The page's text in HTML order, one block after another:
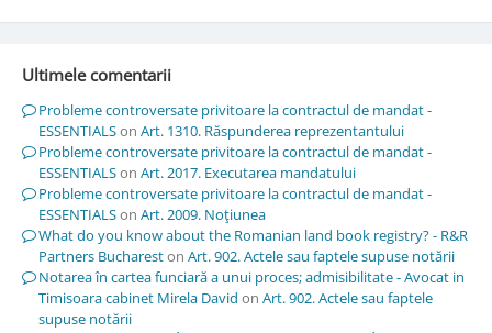
Ultimele comentarii
Probleme controversate privitoare la contractul de mandat -
ESSENTIALSon Art. 1310. Răspunderea reprezentantului
Probleme controversate privitoare la contractul de mandat -
ESSENTIALSon Art. 2017. Executarea mandatului
Probleme controversate privitoare la contractul de mandat -
ESSENTIALSon Art. 2009. Noţiunea
What do you know about the Romanian land book registry? - R&R
Partners Buchareston Art. 902. Actele sau faptele supuse notării
Notarea în cartea funciară a unui proces; admisibilitate - Avocat in
Timisoara cabinet Mirela David on Art. 902. Actele sau faptele
supuse notării